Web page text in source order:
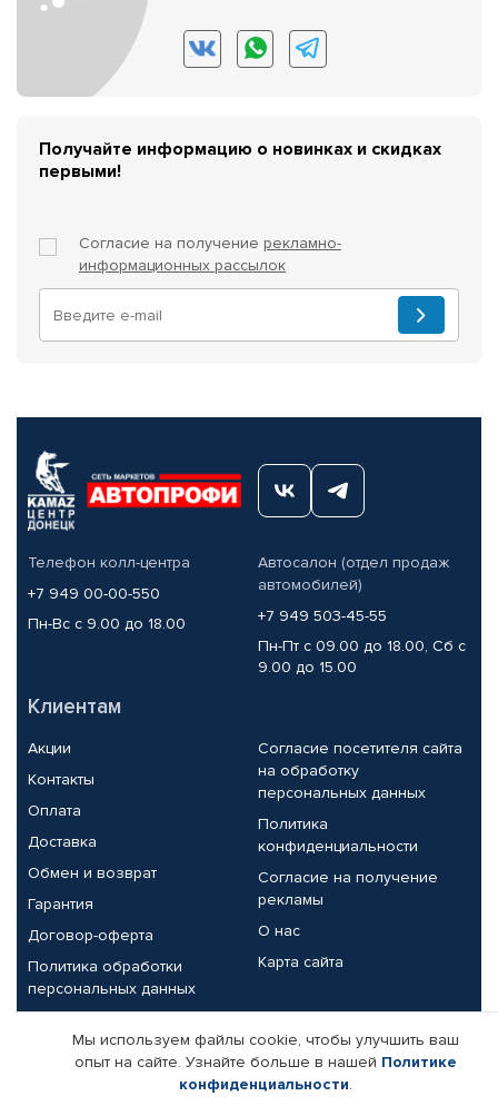
Получайте информацию о новинках и скидках
первыми!
Согласие на получение рекламно-
информационных рассылок
Телефон колл-центра
+7 949 00-00-550
Пн-Вс с 9.00 до 18.00
Автосалон (отдел продаж
автомобилей)
+7 949 503-45-55
Пн-Пт с 09.00 до 18.00, Сб с
9.00 до 15.00
Клиентам
Акции
Контакты
Оплата
Доставка
Обмен и возврат
Гарантия
Договор-оферта
Политика обработки
персональных данных
Согласие посетителя сайта
на обработку
персональных данных
Политика
конфиденциальности
Согласие на получение
рекламы
О нас
Карта сайта
Партнерам
Корпоративным клиентам
Реквизиты компании
Мы используем файлы cookie, чтобы улучшить ваш
опыт на сайте. Узнайте больше в нашей Политике
конфиденциальности.